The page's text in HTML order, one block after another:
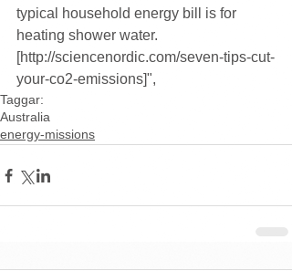
typical household energy bill is for
heating shower water.
[http://sciencenordic.com/seven-tips-cut-
your-co2-emissions]",
Taggar:
Australia
energy-missions